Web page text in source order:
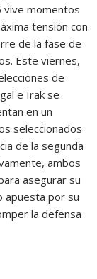
vive momentos
tensión con
de la fase de
Este viernes,
de
e Irak se
en un
seleccionados
de la segunda
ambos
asegurar su
apuesta por su
la defensa